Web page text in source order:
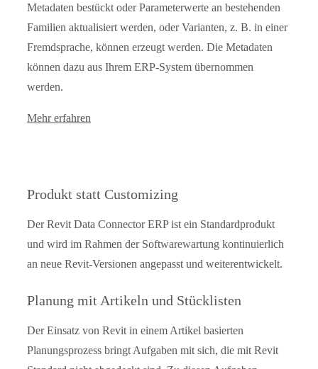
Metadaten bestückt oder Parameterwerte an bestehenden
Familien aktualisiert werden, oder Varianten, z. B. in einer
Fremdsprache, können erzeugt werden. Die Metadaten
können dazu aus Ihrem ERP-System übernommen
werden.
Mehr erfahren
Produkt statt Customizing
Der Revit Data Connector ERP ist ein Standardprodukt
und wird im Rahmen der Softwarewartung kontinuierlich
an neue Revit-Versionen angepasst und weiterentwickelt.
Planung mit Artikeln und Stücklisten
Der Einsatz von Revit in einem Artikel basierten
Planungsprozess bringt Aufgaben mit sich, die mit Revit